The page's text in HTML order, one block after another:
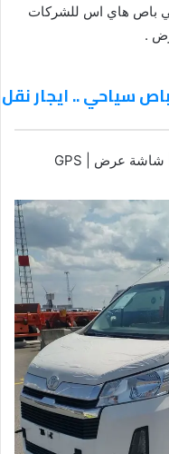
ايجار ميني باص هاي اس للشركات
.
.. ايجار نقل سياحي